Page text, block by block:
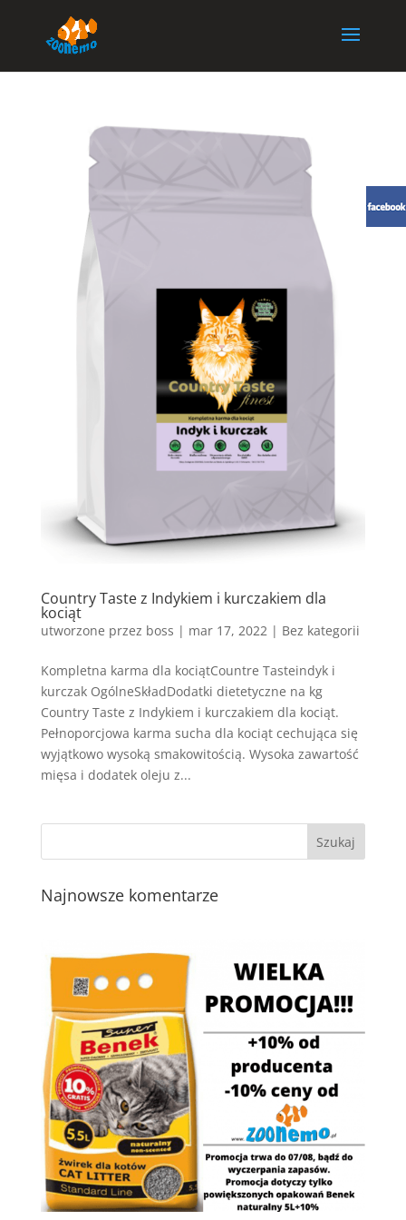
Country Taste z Indykiem i kurczakiem dla
kociąt
utworzone przez boss | mar 17, 2022| Bez kategorii
Kompletna karma dla kociątCountre Tasteindyk i
kurczak OgólneSkładDodatki dietetyczne na kg
Country Taste z Indykiem i kurczakiem dla kociąt.
Pełnoporcjowa karma sucha dla kociąt cechująca się
wyjątkowo wysoką smakowitością. Wysoka zawartość
mięsa i dodatek oleju z...
Najnowsze komentarze